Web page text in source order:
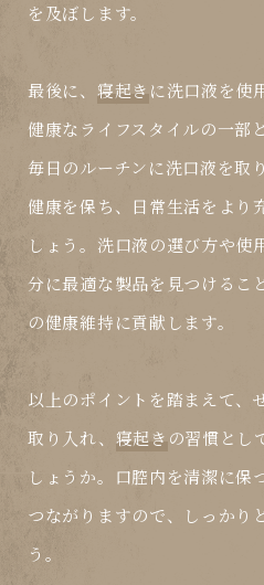
を及ぼします。
最後に、 寝起き に洗口液を使
健康なライフスタイルの一部
毎日のルーチンに洗口液を取
健康を保ち、日常生活をより
しょう。洗口液の選び方や使
分に最適な製品を見つけるこ
の健康維持に貢献します。
以上のポイントを踏まえて、
取り入れ、 寝起き の習慣とし
しょうか。口腔内を清潔に保
つながりますので、しっかり
う。